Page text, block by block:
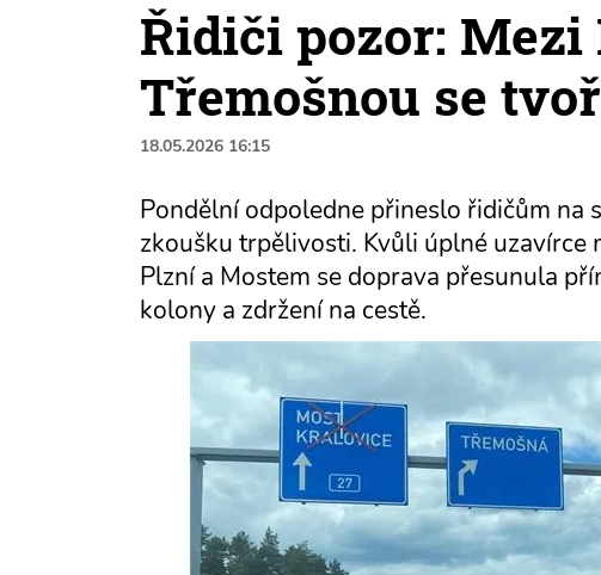
Řidiči pozor: Mezi
Třemošnou se
18.05.2026 16:15
Pondělní odpoledne přineslo řidičům na
zkoušku trpělivosti. Kvůli úplné uzavírce
Plzní a Mostem se doprava přesunula
kolony a zdržení na cestě.